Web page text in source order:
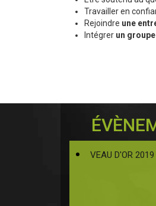
Travailler en
Rejoindre une
Intégrer un
VEAU D'OR 2019